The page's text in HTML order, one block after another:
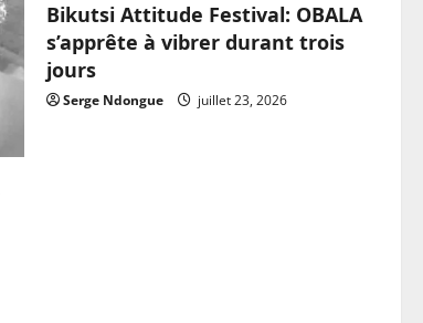
Bikutsi Attitude Festival: OBALA
s’apprête à vibrer durant trois
jours
Serge Ndongue juillet 23, 2026